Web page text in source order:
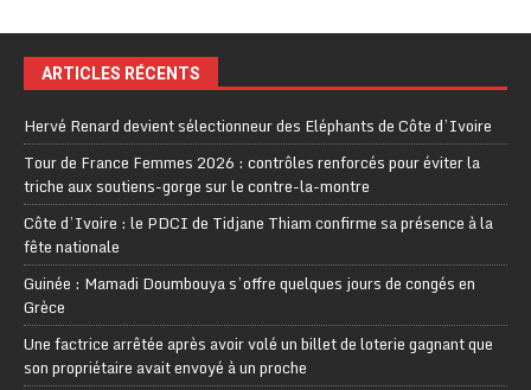
ARTICLES RÉCENTS
Hervé Renard devient sélectionneur des Eléphants de Côte d’Ivoire
Tour de France Femmes 2026 : contrôles renforcés pour éviter la
triche aux soutiens-gorge sur le contre-la-montre
Côte d’Ivoire : le PDCI de Tidjane Thiam confirme sa présence à la
fête nationale
Guinée : Mamadi Doumbouya s’offre quelques jours de congés en
Grèce
Une factrice arrêtée après avoir volé un billet de loterie gagnant que
son propriétaire avait envoyé à un proche